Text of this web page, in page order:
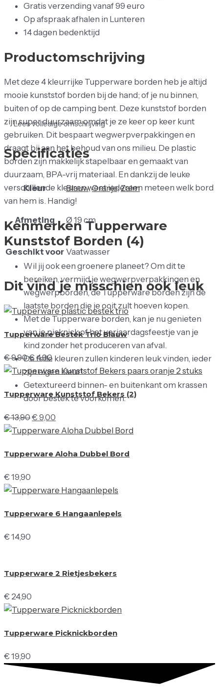
Gratis verzending vanaf 99 euro
Op afspraak afhalen in Lunteren
14 dagen bedenktijd
Productomschrijving
Met deze 4 kleurrijke Tupperware borden heb je altijd
mooie kunststof borden bij de hand; of je nu binnen,
buiten of op de camping bent. Deze kunststof borden
zijn super duurzaam omdat je ze keer op keer kunt
gebruiken. Dit bespaart wegwerpverpakkingen en
draagt ​​bij aan het behoud van ons milieu. De plastic
borden zijn makkelijk stapelbaar en gemaakt van
duurzaam, BPA-vrij materiaal. En dankzij de leuke
verschillende kleuren weet iedereen meteen welk bord
van hem is. Handig!
Kenmerken Tupperware
Kunststof Borden (4)
Wil jij ook een groenere planeet? Om dit te
bereiken, vermijd je wegwerpverpakkingen en
wegwerpborden, de Tupperware borden zijn de
laatste borden die je ooit zult hoeven kopen.
Met de Tupperware borden, kan je nu genieten
van je picknick of het verjaardagsfeestje van je
kind zonder het produceren van afval.
De felle kleuren zullen kinderen leuk vinden, ieder
zijn eigen kleur!
Getextureerd binnen- en buitenkant om krassen
door bestek te voorkomen.
Lees volledige omschrijving
Specificaties
Kleur Blauw,Oranje,Zalm
Afmeting Ø 19 cm
Geschikt voor Vaatwasser
Dit vind je misschien ook leuk
Tupperware Bestek Trio Blauw
€9,90€ 4,90
Tupperware Kunststof Bekers (2)
€13,90€ 9,00
Tupperware Aloha Dubbel Bord
€ 19,90
Tupperware 6 Hangaanlepels
€ 14,90
Tupperware 2 Rietjesbekers
€ 24,90
Tupperware Picknickborden
€ 19,90